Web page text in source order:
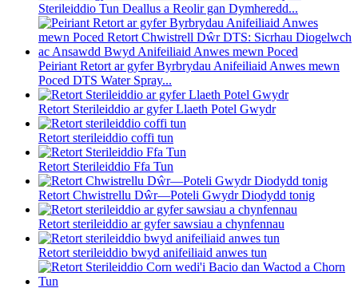
Sterileiddio Tun Deallus a Reolir gan Dymheredd...
Peiriant Retort ar gyfer Byrbrydau Anifeiliaid Anwes mewn
Poced DTS Water Spray...
Retort Sterileiddio ar gyfer Llaeth Potel Gwydr
Retort sterileiddio coffi tun
Retort Sterileiddio Ffa Tun
Retort Chwistrellu Dŵr—Poteli Gwydr Diodydd tonig
Retort sterileiddio ar gyfer sawsiau a chynfennau
Retort sterileiddio bwyd anifeiliaid anwes tun